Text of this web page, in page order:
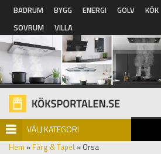
Hoppa till huvudinnehåll
BADRUM BYGG ENERGI GOLV KÖK
SOVRUM
VILLA
VÄLJ KATEGORI
Hem » Färg & Tapet» Orsa